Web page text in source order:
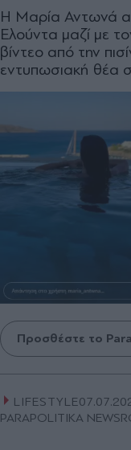
Η Μαρία Αντωνά
Ελούντα μαζί με
βίντεο από την
εντυπωσιακή θέα
Προσθέστε το
LIFESTYLE
PARAPOLITIKA